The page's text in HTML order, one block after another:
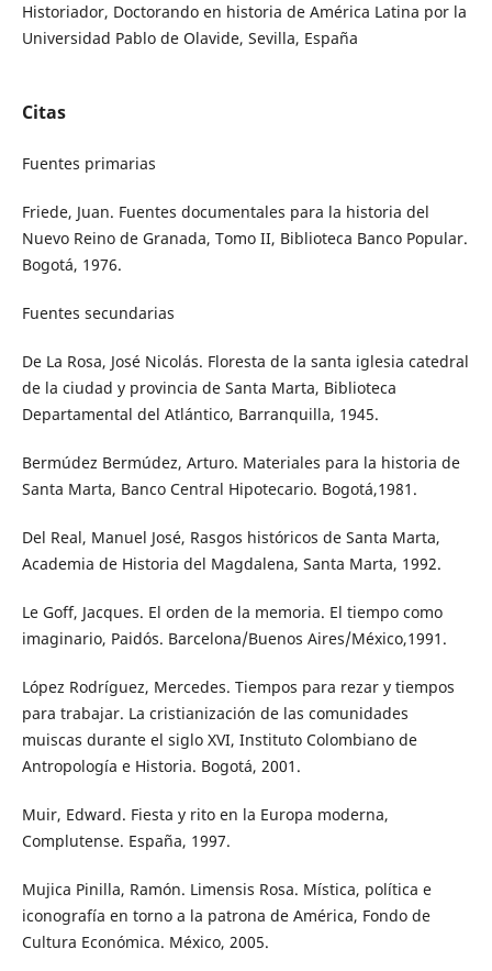
Historiador, Doctorando en historia de América Latina por la
Universidad Pablo de Olavide, Sevilla, España
Citas
Fuentes primarias
Friede, Juan. Fuentes documentales para la historia del
Nuevo Reino de Granada, Tomo II, Biblioteca Banco Popular.
Bogotá, 1976.
Fuentes secundarias
De La Rosa, José Nicolás. Floresta de la santa iglesia catedral
de la ciudad y provincia de Santa Marta, Biblioteca
Departamental del Atlántico, Barranquilla, 1945.
Bermúdez Bermúdez, Arturo. Materiales para la historia de
Santa Marta, Banco Central Hipotecario. Bogotá,1981.
Del Real, Manuel José, Rasgos históricos de Santa Marta,
Academia de Historia del Magdalena, Santa Marta, 1992.
Le Goff, Jacques. El orden de la memoria. El tiempo como
imaginario, Paidós. Barcelona/Buenos Aires/México,1991.
López Rodríguez, Mercedes. Tiempos para rezar y tiempos
para trabajar. La cristianización de las comunidades
muiscas durante el siglo XVI, Instituto Colombiano de
Antropología e Historia. Bogotá, 2001.
Muir, Edward. Fiesta y rito en la Europa moderna,
Complutense. España, 1997.
Mujica Pinilla, Ramón. Limensis Rosa. Mística, política e
iconografía en torno a la patrona de América, Fondo de
Cultura Económica. México, 2005.